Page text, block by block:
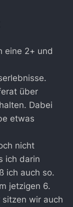
eine 2+ und
über
Dabei
etwas
nicht
ich darin
ich auch so.
jetzigen 6.
sitzen wir auch